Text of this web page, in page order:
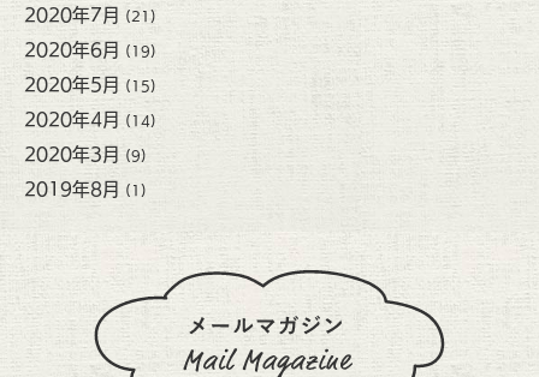
2020年7月 (21)
2020年6月 (19)
2020年5月 (15)
2020年4月 (14)
2020年3月 (9)
2019年8月 (1)